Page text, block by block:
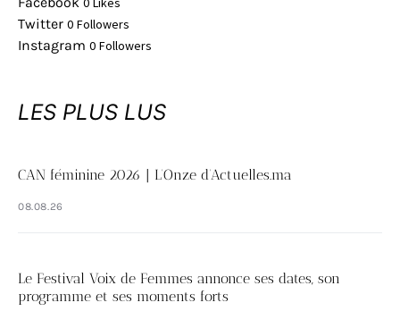
Twitter 0 Followers
Instagram 0 Followers
LES PLUS LUS
CAN féminine 2026 | L’Onze d’Actuelles.ma
08.08.26
Le Festival Voix de Femmes annonce ses dates, son
programme et ses moments forts